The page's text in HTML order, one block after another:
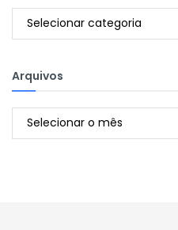
Categorias
Arquivos
Arquivos